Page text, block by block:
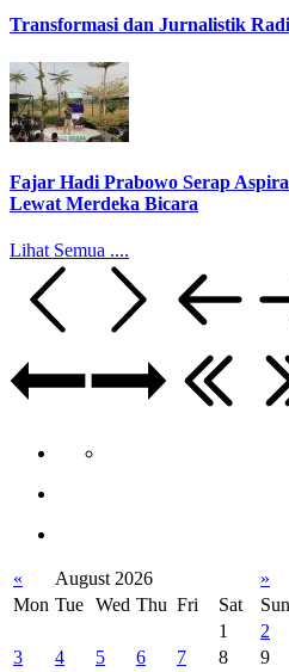
Transformasi dan Jurnalistik
Fajar Hadi Prabowo Serap
Lewat Merdeka Bicara
Lihat Semua ....
« August 2026
»
Mon Tue Wed Thu Fri Sat
Sun
1
2
3
4 5 6 7 8
9